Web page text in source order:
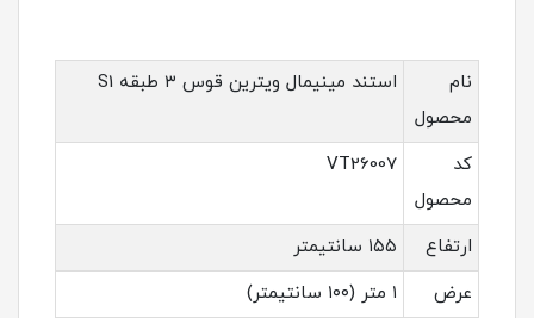
نام
محصول
استند مینیمال ویترین قوس ۳ طبقه S1
کد
محصول
VT26007
ارتفاع
۱۵۵ سانتیمتر
عرض
۱ متر (۱۰۰ سانتیمتر)